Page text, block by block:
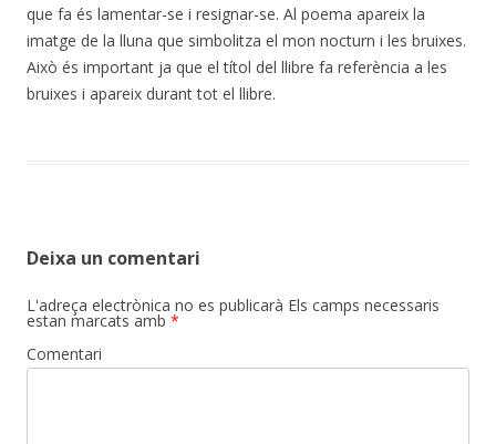
que fa és lamentar-se i resignar-se. Al poema apareix la
imatge de la lluna que simbolitza el mon nocturn i les bruixes.
Això és important ja que el títol del llibre fa referència a les
bruixes i apareix durant tot el llibre.
Deixa un comentari
L'adreça electrònica no es publicarà Els camps necessaris
estan marcats amb *
Comentari